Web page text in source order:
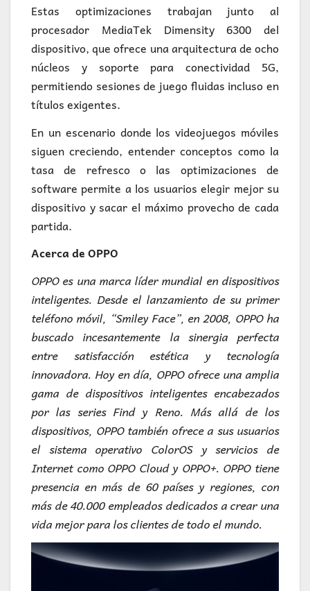
Estas optimizaciones trabajan junto al
procesador MediaTek Dimensity 6300 del
dispositivo, que ofrece una arquitectura de ocho
núcleos y soporte para conectividad 5G,
permitiendo sesiones de juego fluidas incluso en
títulos exigentes.
En un escenario donde los videojuegos móviles
siguen creciendo, entender conceptos como la
tasa de refresco o las optimizaciones de
software permite a los usuarios elegir mejor su
dispositivo y sacar el máximo provecho de cada
partida.
Acerca de OPPO
OPPO es una marca líder mundial en dispositivos
inteligentes. Desde el lanzamiento de su primer
teléfono móvil, “Smiley Face”, en 2008, OPPO ha
buscado incesantemente la sinergia perfecta
entre satisfacción estética y tecnología
innovadora. Hoy en día, OPPO ofrece una amplia
gama de dispositivos inteligentes encabezados
por las series Find y Reno. Más allá de los
dispositivos, OPPO también ofrece a sus usuarios
el sistema operativo ColorOS y servicios de
Internet como OPPO Cloud y OPPO+. OPPO tiene
presencia en más de 60 países y regiones, con
más de 40.000 empleados dedicados a crear una
vida mejor para los clientes de todo el mundo.